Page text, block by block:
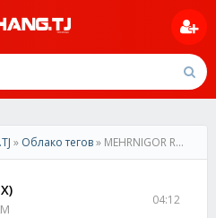
» Облако тегов» MEHRNIGOR RUSTAM - JODOOGAR (REMIX)
04:12